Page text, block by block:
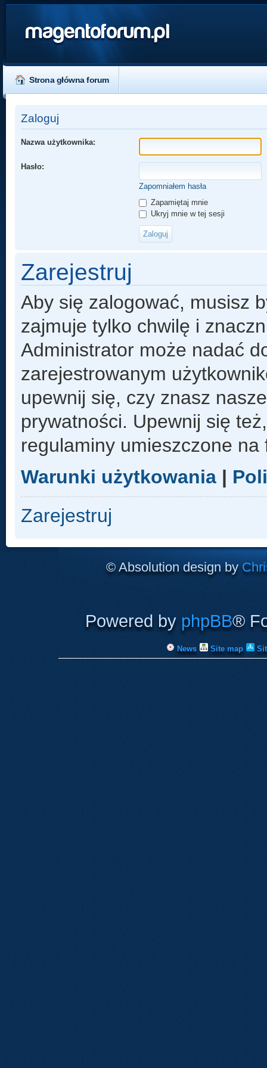
magentoforum.pl
Strona główna forum
Zaloguj
Nazwa użytkownika:
Hasło:
Zapomniałem hasła
Zapamiętaj mnie
Ukryj mnie w tej sesji
Zarejestruj
Aby się zalogować, musisz
zajmuje tylko chwilę i
Administrator może nadać
zarejestrowanym
upewnij się, czy znasz
prywatności. Upewnij się
regulaminy umieszczone na
Warunki użytkowania |
Zarejestruj
© Absolution design by
Powered by phpBB®
News Site map